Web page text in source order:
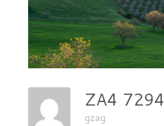
ZA4 7294
gzag